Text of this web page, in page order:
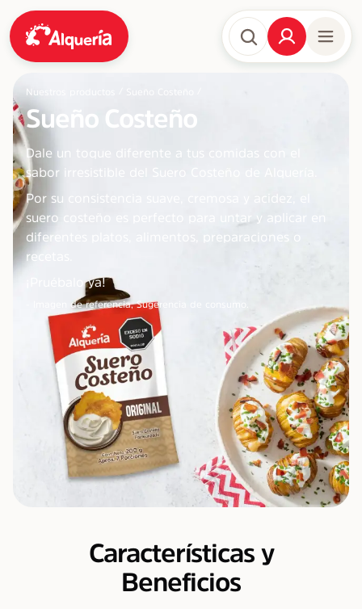
Nuestros productos
Sueño Costeño
Dale un toque diferente a tus comidas con el
sabor irresistible del Suero Costeño de Alquería.
Por su consistencia suave, cremosa y acidez, el
suero costeño es perfecto para untar y aplicar en
diferentes platos, alimentos, preparaciones o
recetas.
¡Pruébalo ya!
- Imagen de referencia, Sugerencia de consumo.
Características y
Beneficios